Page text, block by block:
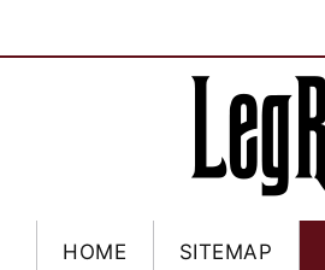
HOME SITEMAP